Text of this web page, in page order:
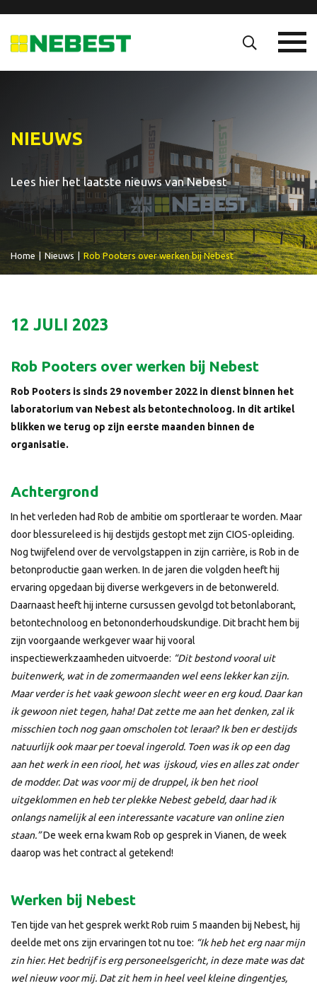
NIEUWS
Lees hier het laatste nieuws van Nebest
Home Nieuws Rob Pooters over werken bij Nebest
12 JULI 2023
Rob Pooters over werken bij Nebest
Rob Pooters is sinds 29 november 2022 in dienst binnen het
laboratorium van Nebest als betontechnoloog. In dit artikel
blikken we terug op zijn eerste maanden binnen de
organisatie.
Achtergrond
In het verleden had Rob de ambitie om sportleraar te worden. Maar
door blessureleed is hij destijds gestopt met zijn CIOS-opleiding.
Nog twijfelend over de vervolgstappen in zijn carrière, is Rob in de
betonproductie gaan werken. In de jaren die volgden heeft hij
ervaring opgedaan bij diverse werkgevers in de betonwereld.
Daarnaast heeft hij interne cursussen gevolgd tot betonlaborant,
betontechnoloog en betononderhoudskundige. Dit bracht hem bij
zijn voorgaande werkgever waar hij vooral
inspectiewerkzaamheden uitvoerde: “Dit bestond vooral uit
buitenwerk, wat in de zomermaanden wel eens lekker kan zijn.
Maar verder is het vaak gewoon slecht weer en erg koud. Daar kan
ik gewoon niet tegen, haha! Dat zette me aan het denken, zal ik
misschien toch nog gaan omscholen tot leraar? Ik ben er destijds
natuurlijk ook maar per toeval ingerold. Toen was ik op een dag
aan het werk in een riool, het was ijskoud, vies en alles zat onder
de modder. Dat was voor mij de druppel, ik ben het riool
uitgeklommen en heb ter plekke Nebest gebeld, daar had ik
onlangs namelijk al een interessante vacature van online zien
staan.”De week erna kwam Rob op gesprek in Vianen, de week
daarop was het contract al getekend!
Werken bij Nebest
Ten tijde van het gesprek werkt Rob ruim 5 maanden bij Nebest, hij
deelde met ons zijn ervaringen tot nu toe: “Ik heb het erg naar mijn
zin hier. Het bedrijf is erg personeelsgericht, in deze mate was dat
wel nieuw voor mij. Dat zit hem in heel veel kleine dingentjes,